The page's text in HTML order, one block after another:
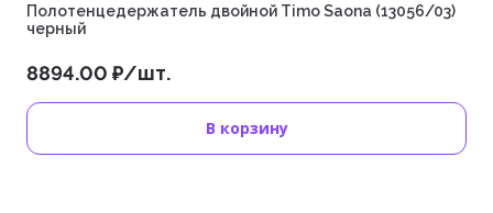
Полотенцедержатель двойной Timo Saona (13056/03)
черный
8894.00 ₽/шт.
В корзину